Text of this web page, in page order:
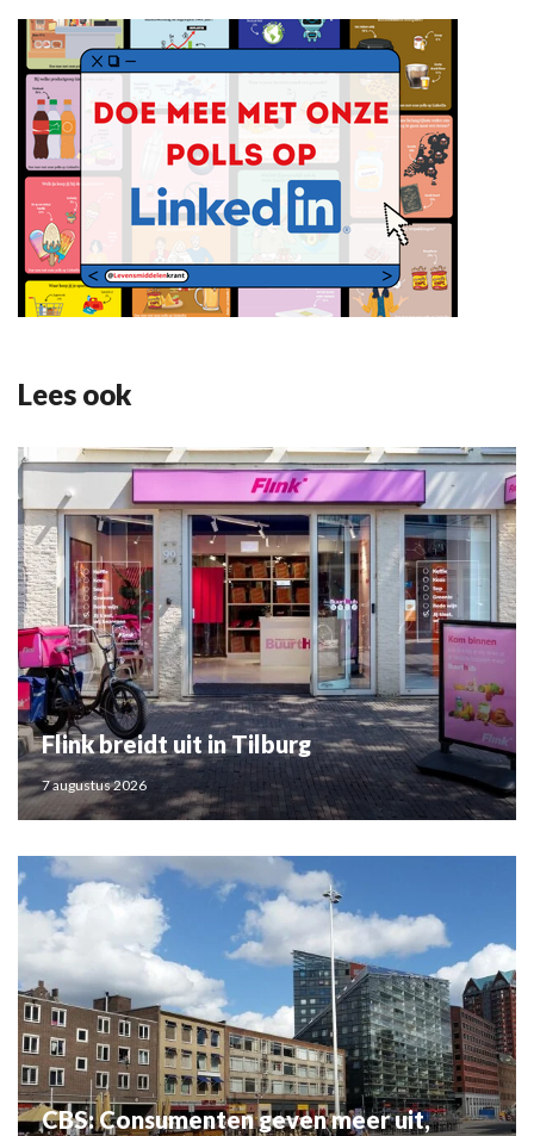
Lees ook
Flink breidt uit in Tilburg
7 augustus 2026
CBS: Consumenten geven meer uit,